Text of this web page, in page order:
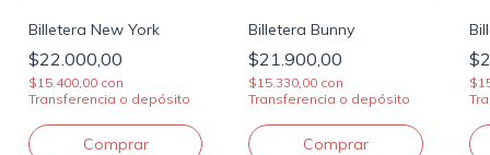
Billetera New York
$22.000,00
$15.400,00 con
Transferencia o depósito
Comprar
Billetera Bunny
$21.900,00
$15.330,00 con
Transferencia o depósito